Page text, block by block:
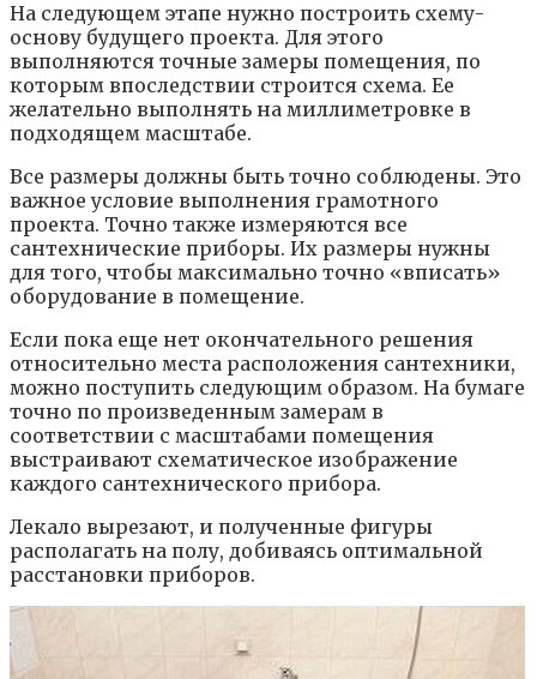
На следующем этапе нужно построить схему-
основу будущего проекта. Для этого
выполняются точные замеры помещения, по
которым впоследствии строится схема. Ее
желательно выполнять на миллиметровке в
подходящем масштабе.
Все размеры должны быть точно соблюдены. Это
важное условие выполнения грамотного
проекта. Точно также измеряются все
сантехнические приборы. Их размеры нужны
для того, чтобы максимально точно «вписать»
оборудование в помещение.
Если пока еще нет окончательного решения
относительно места расположения сантехники,
можно поступить следующим образом. На бумаге
точно по произведенным замерам в
соответствии с масштабами помещения
выстраивают схематическое изображение
каждого сантехнического прибора.
Лекало вырезают, и полученные фигуры
располагать на полу, добиваясь оптимальной
расстановки приборов.